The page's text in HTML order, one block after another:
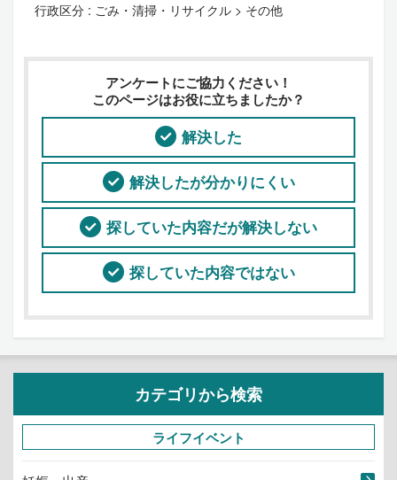
行政区分 : ごみ・清掃・リサイクル > その他
アンケートにご協力ください！
このページはお役に立ちましたか？
解決した
解決したが分かりにくい
探していた内容だが解決しない
探していた内容ではない
カテゴリから検索
ライフイベント